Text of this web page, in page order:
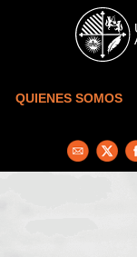
Skip to main content
QUIENES SOMOS